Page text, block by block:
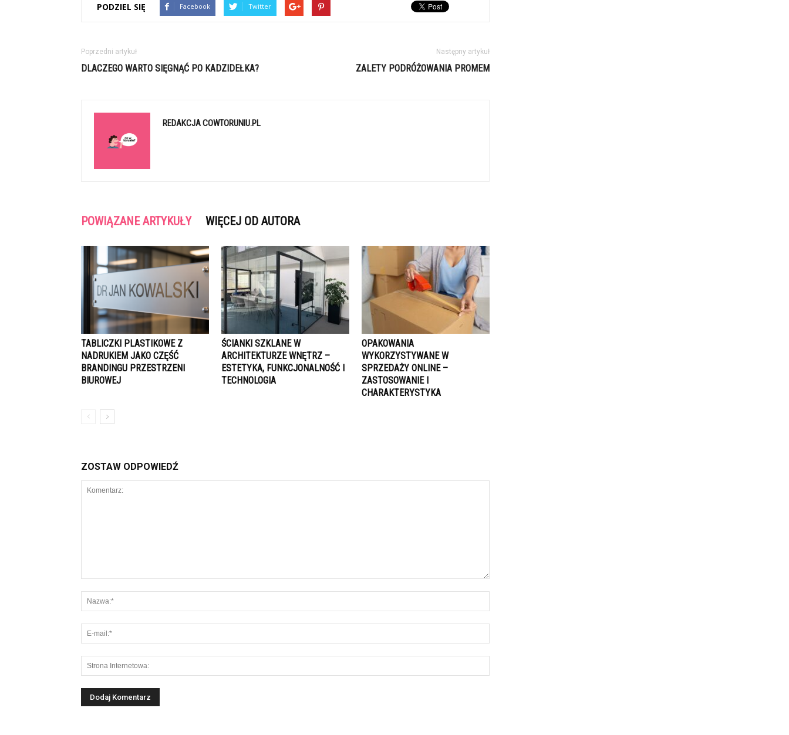
PODZIEL SIĘ Facebook Twitter
Poprzedni artykuł
DLACZEGO WARTO SIĘGNĄĆ PO KADZIDEŁKA?
Następny artykuł
ZALETY PODRÓŻOWANIA PROMEM
REDAKCJA COWTORUNIU.PL
POWIĄZANE ARTYKUŁY WIĘCEJ OD AUTORA
TABLICZKI PLASTIKOWE Z
NADRUKIEM JAKO CZĘŚĆ
BRANDINGU PRZESTRZENI
BIUROWEJ
ŚCIANKI SZKLANE W
ARCHITEKTURZE WNĘTRZ –
ESTETYKA, FUNKCJONALNOŚĆ I
TECHNOLOGIA
OPAKOWANIA
WYKORZYSTYWANE W
SPRZEDAŻY ONLINE –
ZASTOSOWANIE I
CHARAKTERYSTYKA
ZOSTAW ODPOWIEDŹ